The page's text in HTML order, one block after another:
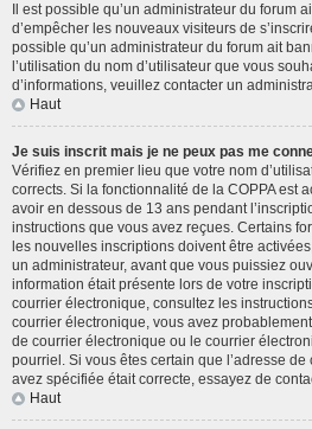
Il est possible qu’un administrateur du forum
d’empêcher les nouveaux visiteurs de
possible qu’un administrateur du forum ait
l’utilisation du nom d’utilisateur que vous
d’informations, veuillez contacter un
Haut
Je suis inscrit mais je ne peux pas me
Vérifiez en premier lieu que votre nom
corrects. Si la fonctionnalité de la COPPA est
avoir en dessous de 13 ans pendant
instructions que vous avez reçues. Certains
les nouvelles inscriptions doivent être
un administrateur, avant que vous puissiez
information était présente lors de votre
courrier électronique, consultez les
courrier électronique, vous avez
de courrier électronique ou le courrier
pourriel. Si vous êtes certain que l’adresse
avez spécifiée était correcte, essayez de
Haut